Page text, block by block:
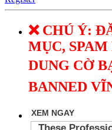
❌ CHÚ Ý:
MỤC,
DUNG CỜ
BANNED